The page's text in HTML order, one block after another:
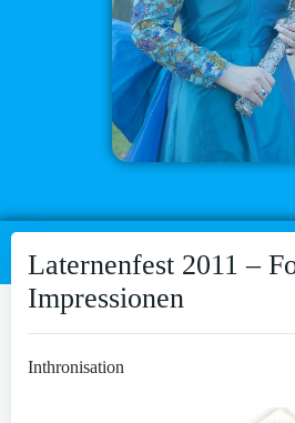
Laternenfest 2011 –
Impressionen
Inthronisation